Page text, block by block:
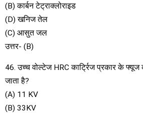
(B) कार्बन टेट्राक्लोराइड
(D) खनिज तेल
(C) आसुत जल
उत्तर- (B)
46. उच्च वोल्टेज HRC कार्ट्रिज प्रकार के
जाता है?
(A) 11 KV
(B) 33KV